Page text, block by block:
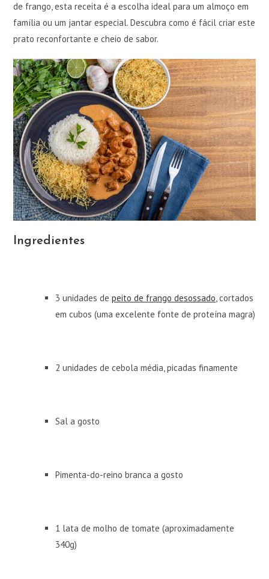
de frango, esta receita é a escolha ideal para um almoço em
família ou um jantar especial. Descubra como é fácil criar este
prato reconfortante e cheio de sabor.
Ingredientes
3 unidades depeito de frango desossado , cortados
em cubos (uma excelente fonte de proteína magra)
2 unidades de cebola média, picadas finamente
Sal a gosto
Pimenta-do-reino branca a gosto
1 lata de molho de tomate (aproximadamente
340g)